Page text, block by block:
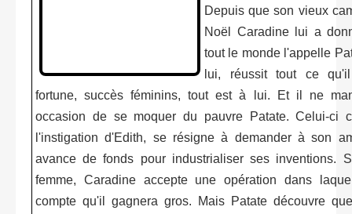
Depuis que son vieux
Noël Caradine lui a
tout le monde l'appelle
lui, réussit tout ce
fortune, succès féminins, tout est à lui. Et il ne
occasion de se moquer du pauvre Patate. Celui-ci
l'instigation d'Edith, se résigne à demander à son
avance de fonds pour industrialiser ses inventions.
femme, Caradine accepte une opération dans
compte qu'il gagnera gros. Mais Patate découvre